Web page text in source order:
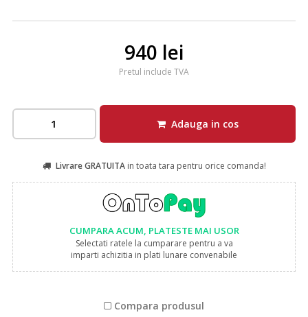
940 lei
Pretul include TVA
Adauga in cos
Livrare GRATUITAin toata tara pentru orice comanda!
CUMPARA ACUM, PLATESTE MAI USOR
Selectati ratele la cumparare pentru a va
imparti achizitia in plati lunare convenabile
Compara produsul